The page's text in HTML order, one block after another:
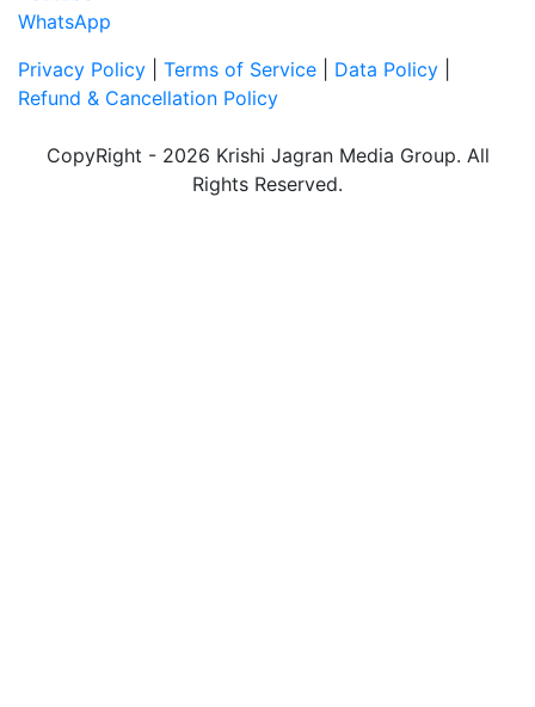
WhatsApp
Privacy Policy
Terms of Service Data Policy
Refund & Cancellation Policy
CopyRight - 2026 Krishi Jagran Media Group. All
Rights Reserved.